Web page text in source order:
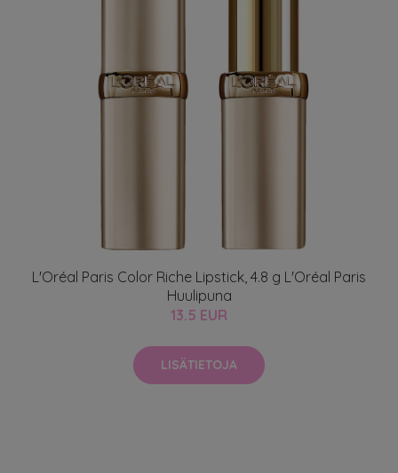
L'Oréal Paris Color Riche Lipstick, 4.8 g L'Oréal Paris
Huulipuna
13.5 EUR
LISÄTIETOJA